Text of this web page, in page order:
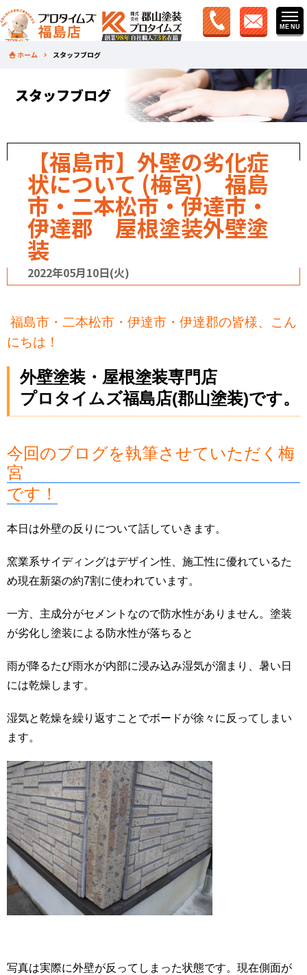
ホーム スタッフブログ
スタッフブログ
【福島市】外壁の劣化症
状について (梅宮) 福島
市・二本松市・伊達市・
伊達郡 屋根塗装外壁塗
装
2022年05月10日(火)
福島市・二本松市・伊達市・伊達郡の皆様、こん
にちは！
外壁塗装・屋根塗装専門店
プロタイムズ福島店(郡山塗装)です。
今回のブログを執筆させていただく梅
宮
です！
本日は外壁の反りについて話していきます。
窯業系サイディングはデザイン性、施工性に優れているた
め現在新築の約7割に使われています。
一方、主成分がセメントなので防水性がありません。塗装
が劣化し塗装による防水性が落ちると
雨が降るたび雨水が内部に浸み込み湿気が溜まり、暑い日
には乾燥します。
湿気と乾燥を繰り返すことでボードが徐々に反ってしまい
ます。
写真は実際に外壁が反ってしまった状態です。現在側面が